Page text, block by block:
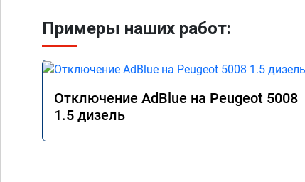
Примеры наших работ:
Отключение AdBlue на Peugeot 5008
1.5 дизель